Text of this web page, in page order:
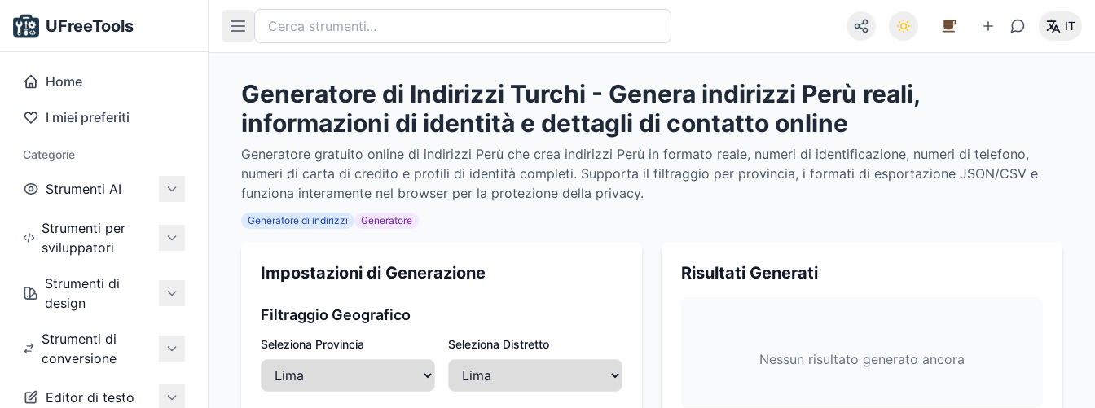
UFreeTools
Home
I miei preferiti
Categorie
Strumenti AI
Strumenti per
sviluppatori
Strumenti di
design
Strumenti di
conversione
Editor di testo
IT
Generatore di Indirizzi Turchi - Genera indirizzi Perù reali,
informazioni di identità e dettagli di contatto online
Generatore gratuito online di indirizzi Perù che crea indirizzi Perù in formato reale, numeri di identificazione, numeri di telefono,
numeri di carta di credito e profili di identità completi. Supporta il filtraggio per provincia, i formati di esportazione JSON/CSV e
funziona interamente nel browser per la protezione della privacy.
Generatore di indirizzi Generatore
Impostazioni di Generazione
Filtraggio Geografico
Seleziona Provincia Seleziona Distretto
Risultati Generati
Nessun risultato generato ancora